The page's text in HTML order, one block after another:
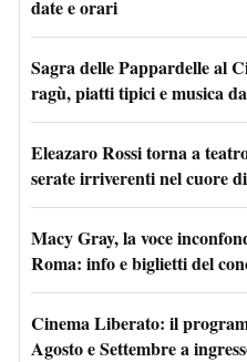
date e orari
Sagra delle Pappardelle al
ragù, piatti tipici e musica
Eleazaro Rossi torna a
serate irriverenti nel cuore
Macy Gray, la voce
Roma: info e biglietti del
Cinema Liberato: il
Agosto e Settembre a